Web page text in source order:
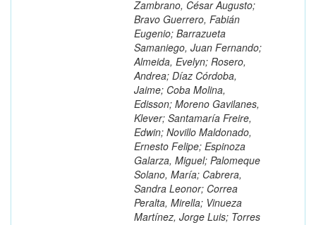
Zambrano, César Augusto;
Bravo Guerrero, Fabián
Eugenio; Barrazueta
Samaniego, Juan Fernando;
Almeida, Evelyn; Rosero,
Andrea; Díaz Córdoba,
Jaime; Coba Molina,
Edisson; Moreno Gavilanes,
Klever; Santamaría Freire,
Edwin; Novillo Maldonado,
Ernesto Felipe; Espinoza
Galarza, Miguel; Palomeque
Solano, María; Cabrera,
Sandra Leonor; Correa
Peralta, Mirella; Vinueza
Martínez, Jorge Luis; Torres